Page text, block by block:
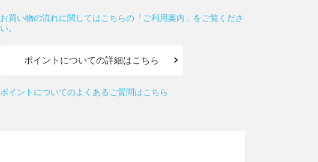
お買い物の流れに関してはこちらの「ご利用案内」をご覧くださ
い。
ポイントについての詳細はこちら
ポイントについてのよくあるご質問はこちら